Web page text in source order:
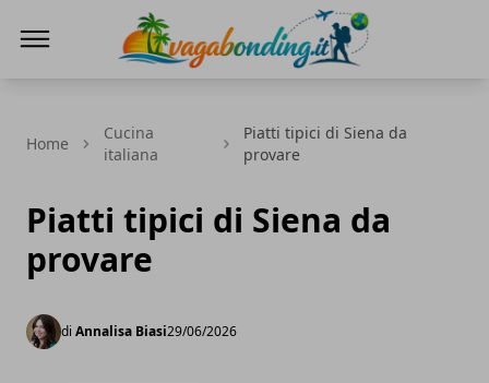
Home
Cucina
italiana
Piatti tipici di Siena da
provare
Piatti tipici di Siena da
provare
di Annalisa Biasi29/06/2026